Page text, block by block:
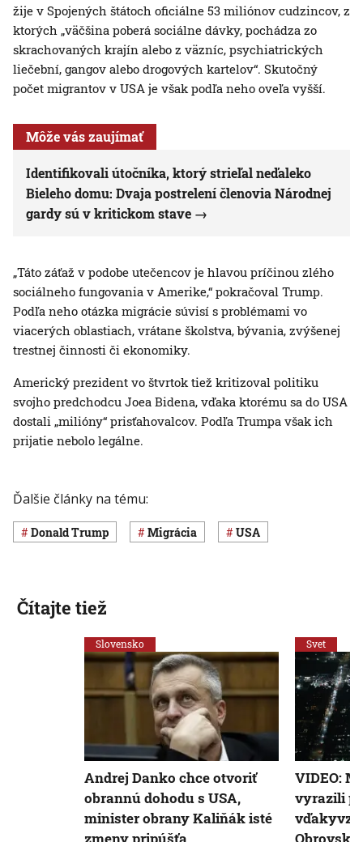
žije v Spojených štátoch oficiálne 53 miliónov cudzincov, z
ktorých „väčšina poberá sociálne dávky, pochádza zo
skrachovaných krajín alebo z väzníc, psychiatrických
liečební, gangov alebo drogových kartelov“. Skutočný
počet migrantov v USA je však podľa neho oveľa vyšší.
Môže vás zaujímať
Identifikovali útočníka, ktorý strieľal neďaleko
Bieleho domu: Dvaja postrelení členovia Národnej
gardy sú v kritickom stave
„Táto záťaž v podobe utečencov je hlavou príčinou zlého
sociálneho fungovania v Amerike,“ pokračoval Trump.
Podľa neho otázka migrácie súvisí s problémami vo
viacerých oblastiach, vrátane školstva, bývania, zvýšenej
trestnej činnosti či ekonomiky.
Americký prezident vo štvrtok tiež kritizoval politiku
svojho predchodcu Joea Bidena, vďaka ktorému sa do USA
dostali „milióny“ prisťahovalcov. Podľa Trumpa však ich
prijatie nebolo legálne.
Ďalšie články na tému:
Donald Trump migrácia USA
Čítajte tiež
Slovensko
Andrej Danko chce otvoriť
obrannú dohodu s USA,
minister obrany Kaliňák isté
Svet
VIDEO:
vyrazili